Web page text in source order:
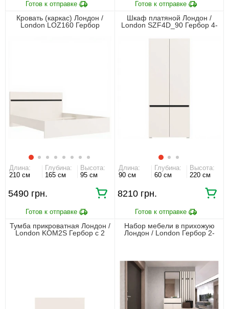
Кровать (каркас) Лондон /
London LOZ160 Гербор
Длина:
210 см
Глубина:
165 см
Высота:
95 см
5490 грн.
Шкаф платяной Лондон /
London SZF4D_90 Гербор 4-
Длина:
90 см
Глубина:
60 см
Высота:
220 см
8210 грн.
Тумба прикроватная Лондон /
London KOM2S Гербор с 2
Набор мебели в прихожую
Лондон / London Гербор 2-